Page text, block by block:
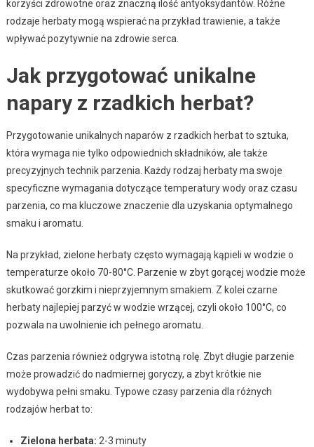
korzyści zdrowotne oraz znaczną ilość antyoksydantów. Różne
rodzaje herbaty mogą wspierać na przykład trawienie, a także
wpływać pozytywnie na zdrowie serca.
Jak przygotować unikalne
napary z rzadkich herbat?
Przygotowanie unikalnych naparów z rzadkich herbat to sztuka,
która wymaga nie tylko odpowiednich składników, ale także
precyzyjnych technik parzenia. Każdy rodzaj herbaty ma swoje
specyficzne wymagania dotyczące temperatury wody oraz czasu
parzenia, co ma kluczowe znaczenie dla uzyskania optymalnego
smaku i aromatu.
Na przykład, zielone herbaty często wymagają kąpieli w wodzie o
temperaturze około 70-80°C. Parzenie w zbyt gorącej wodzie może
skutkować gorzkim i nieprzyjemnym smakiem. Z kolei czarne
herbaty najlepiej parzyć w wodzie wrzącej, czyli około 100°C, co
pozwala na uwolnienie ich pełnego aromatu.
Czas parzenia również odgrywa istotną rolę. Zbyt długie parzenie
może prowadzić do nadmiernej goryczy, a zbyt krótkie nie
wydobywa pełni smaku. Typowe czasy parzenia dla różnych
rodzajów herbat to:
Zielona herbata: 2-3 minuty